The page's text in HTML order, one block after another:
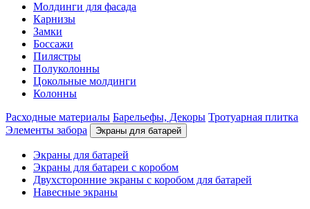
Молдинги для фасада
Карнизы
Замки
Боссажи
Пилястры
Полуколонны
Цокольные молдинги
Колонны
Расходные материалы Барельефы, Декоры Тротуарная плитка
Элементы забора
Экраны для батарей
Экраны для батарей
Экраны для батареи с коробом
Двухсторонние экраны с коробом для батарей
Навесные экраны